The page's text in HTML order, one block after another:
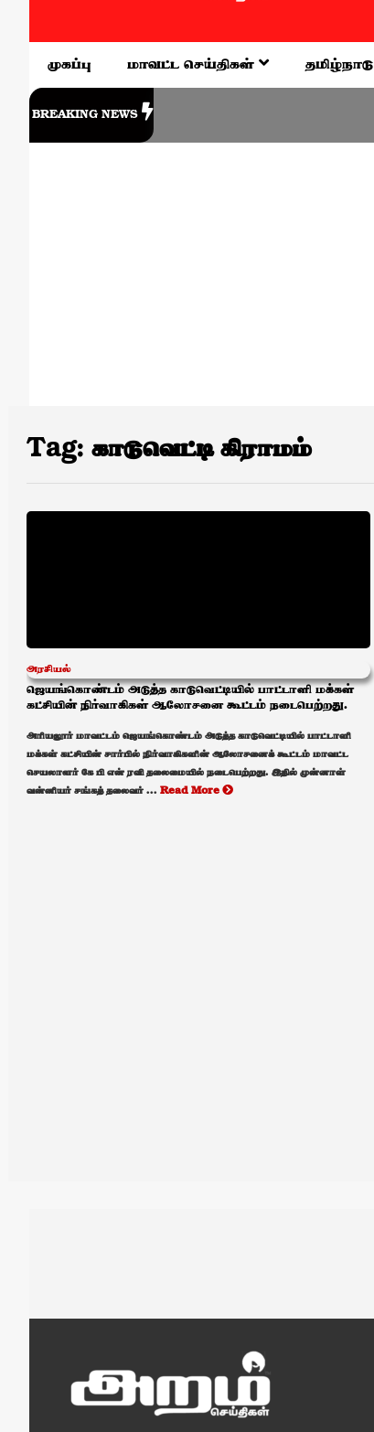
முகப்பு மாவட்ட செய்திகள் தமிழ்நாடு
BREAKING NEWS
Tag: காடுவெட்டி கிராமம்
அரசியல்
ஜெயங்கொண்டம் அடுத்த காடுவெட்டியில் பாட்டாளி மக்கள்
கட்சியின் நிர்வாகிகள் ஆலோசனை கூட்டம் நடைபெற்றது.
அரியலூர் மாவட்டம் ஜெயங்கொண்டம் அடுத்த காடுவெட்டியில் பாட்டாளி
மக்கள் கட்சியின் சார்பில் நிர்வாகிகளின் ஆலோசனைக் கூட்டம் மாவட்ட
செயலாளர் கே பி என் ரவி தலைமையில் நடைபெற்றது. இதில் முன்னாள்
வன்னியர் சங்கத் தலைவர் ... Read More